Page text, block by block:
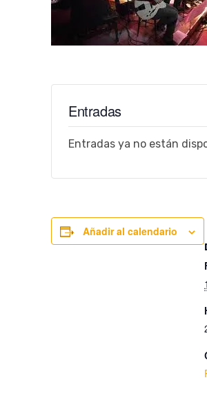
Entradas
Entradas ya no están
Añadir al calendario